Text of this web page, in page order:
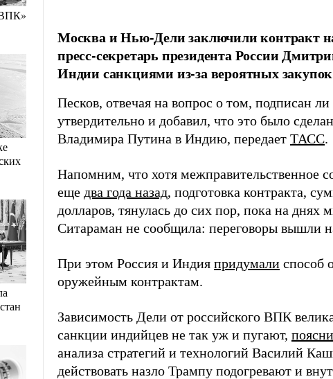
ВПК»
Москва и Нью-Дели заключили контракт
пресс-секретарь президента России
Индии санкциями из-за вероятных
Песков, отвечая на вопрос о том, подписан
утвердительно и добавил, что это было
Владимира Путина в Индию, передает ТАСС.
Напомним, что хотя межправительственное
еще два года назад, подготовка контракта,
долларов, тянулась до сих пор, пока на
Ситараман не сообщила: переговоры вышли
При этом Россия и Индия придумали способ
оружейным контрактам.
Зависимость Дели от российского ВПК
санкции индийцев не так уж и пугают,
анализа стратегий и технологий Василий
действовать назло Трампу подогревают и